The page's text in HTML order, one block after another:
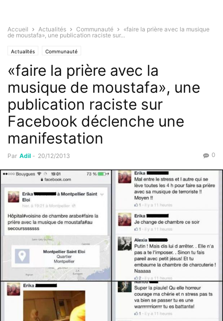
Accueil Actualités Communauté
«faire la prière avec la musique
de moustafa», une publication raciste sur...
Actualités Communauté
«faire la prière avec la
musique de moustafa», une
publication raciste sur
Facebook déclenche une
manifestation
Par Adil - 20/12/2013 0